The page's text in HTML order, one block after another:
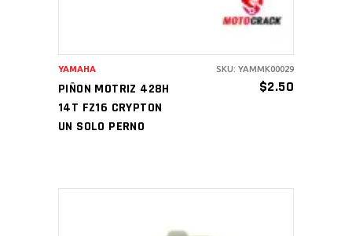
PIÑON MOTRIZ 428H
14T FZ16 CRYPTON
UN SOLO PERNO
$2.50
YAMAHA SKU: YAMMK00029